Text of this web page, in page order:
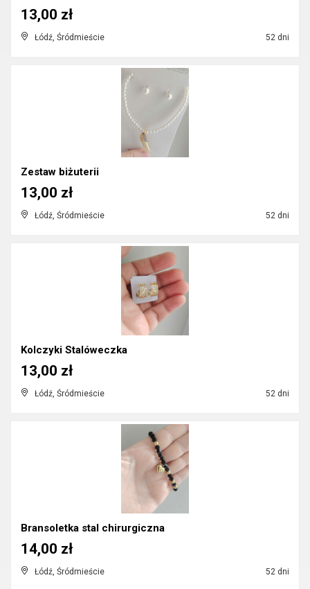
Łódź, Śródmieście 52 dni
13,00 zł
Zestaw biżuterii
Łódź, Śródmieście 52 dni
13,00 zł
Kolczyki Stalóweczka
Łódź, Śródmieście 52 dni
13,00 zł
Bransoletka stal chirurgiczna
Łódź, Śródmieście 52 dni
14,00 zł